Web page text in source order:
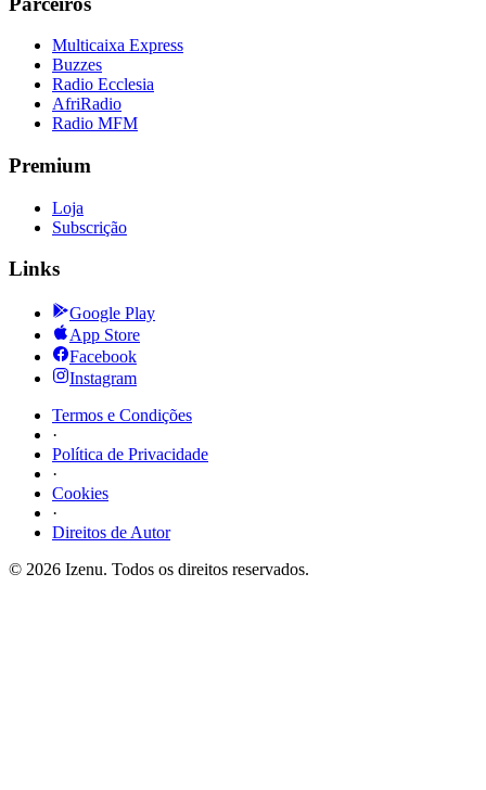
Multicaixa Express
Buzzes
Radio Ecclesia
AfriRadio
Radio MFM
Premium
Loja
Subscrição
Links
Google Play
App Store
Facebook
Instagram
Termos e Condições
·
Política de Privacidade
·
Cookies
·
Direitos de Autor
© 2026 Izenu. Todos os direitos reservados.